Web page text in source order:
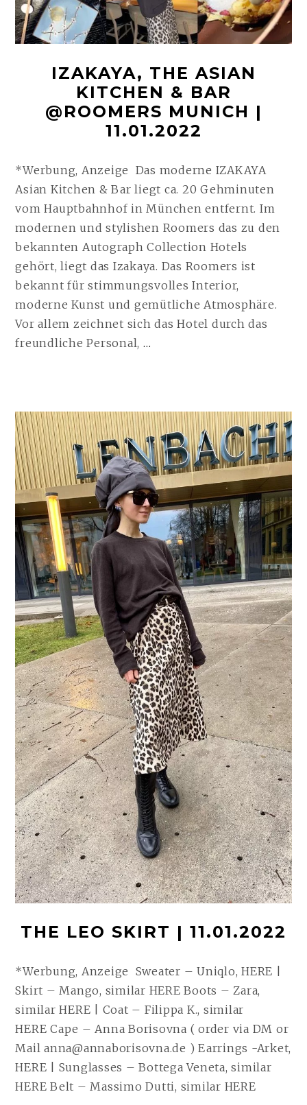
IZAKAYA, THE ASIAN
KITCHEN & BAR
@ROOMERS MUNICH |
11.01.2022
*Werbung, Anzeige Das moderne IZAKAYA
Asian Kitchen & Bar liegt ca. 20 Gehminuten
vom Hauptbahnhof in München entfernt. Im
modernen und stylishen Roomers das zu den
bekannten Autograph Collection Hotels
gehört, liegt das Izakaya. Das Roomers ist
bekannt für stimmungsvolles Interior,
moderne Kunst und gemütliche Atmosphäre.
Vor allem zeichnet sich das Hotel durch das
freundliche Personal, …
&
BAR
@ROOMERS
MUNICH
|
11.01.2022
WEITERLESEN
THE LEO SKIRT | 11.01.2022
*Werbung, Anzeige Sweater – Uniqlo, HERE |
Skirt – Mango, similar HERE Boots – Zara,
similar HERE | Coat – Filippa K., similar
HERE Cape – Anna Borisovna ( order via DM or
Mail anna@annaborisovna.de ) Earrings -Arket,
HERE | Sunglasses – Bottega Veneta, similar
HERE Belt – Massimo Dutti, similar HERE